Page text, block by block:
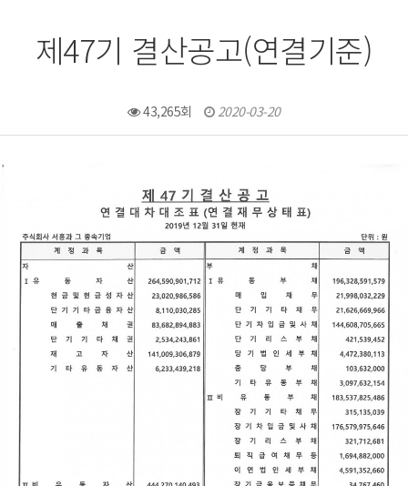
제47기 결산공고(연결기준)
43,265회 2020-03-20